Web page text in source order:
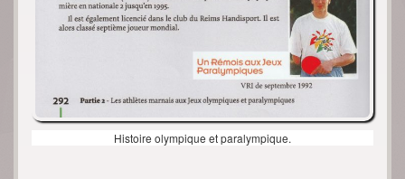
Histoire olympique et paralympique.